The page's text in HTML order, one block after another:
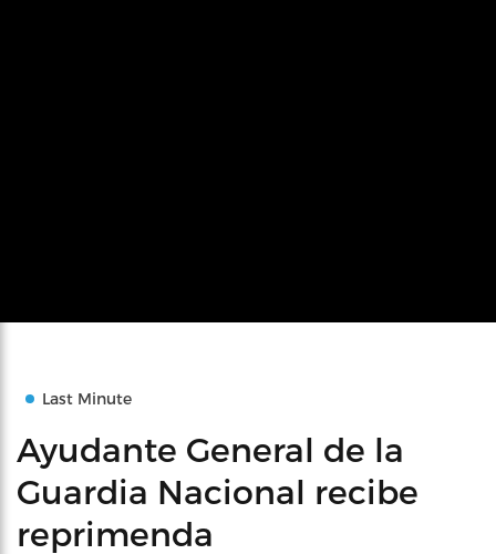
Last Minute
Ayudante General de la
Guardia Nacional recibe
reprimenda